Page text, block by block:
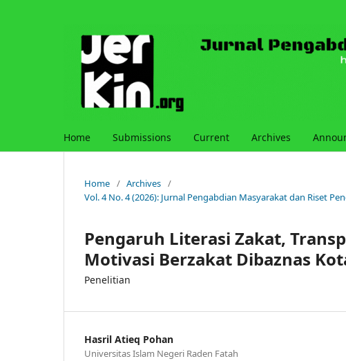
Home Submissions Current Archives
Home / Archives /
Vol. 4 No. 4 (2026): Jurnal Pengabdian Masyarakat dan Riset
Pengaruh Literasi Zakat,
Motivasi Berzakat Dibaznas
Penelitian
Hasril Atieq Pohan
Universitas Islam Negeri Raden Fatah